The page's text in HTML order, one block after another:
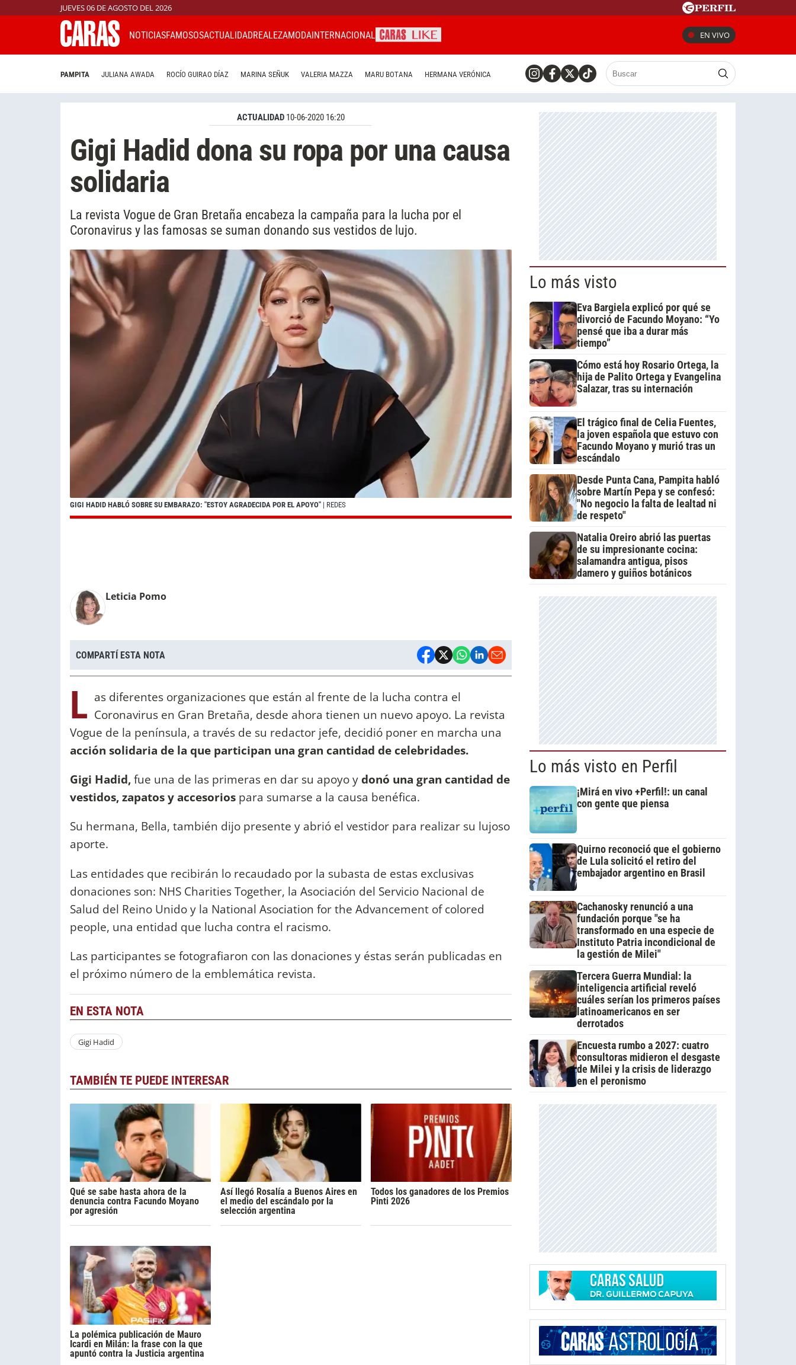
JUEVES 06 DE AGOSTO DEL 2026
NOTICIASFAMOSOSACTUALIDADREALEZAMODAINTERNACIONAL EN VIVO
PAMPITA JULIANA AWADA ROCÍO GUIRAO DÍAZ MARINA SEÑUK VALERIA MAZZA MARU BOTANA HERMANA VERÓNICA
ACTUALIDAD 10-06-2020 16:20
Gigi Hadid dona su ropa por una causa
solidaria
La revista Vogue de Gran Bretaña encabeza la campaña para la lucha por el
Coronavirus y las famosas se suman donando sus vestidos de lujo.
GIGI HADID HABLÓ SOBRE SU EMBARAZO: "ESTOY AGRADECIDA POR EL APOYO" | REDES
Leticia Pomo
COMPARTÍ ESTA NOTA
L as diferentes organizaciones que están al frente de la lucha contra el
Coronavirus en Gran Bretaña, desde ahora tienen un nuevo apoyo. La revista
Vogue de la península, a través de su redactor jefe, decidió poner en marcha una
acción solidaria de la que participan una gran cantidad de celebridades.
Gigi Hadid,fue una de las primeras en dar su apoyo ydonó una gran cantidad de
vestidos, zapatos y accesorios para sumarse a la causa benéfica.
Su hermana, Bella, también dijo presente y abrió el vestidor para realizar su lujoso
aporte.
Las entidades que recibirán lo recaudado por la subasta de estas exclusivas
donaciones son: NHS Charities Together, la Asociación del Servicio Nacional de
Salud del Reino Unido y la National Asociation for the Advancement of colored
people, una entidad que lucha contra el racismo.
Las participantes se fotografiaron con las donaciones y éstas serán publicadas en
el próximo número de la emblemática revista.
EN ESTA NOTA
Gigi Hadid
TAMBIÉN TE PUEDE INTERESAR
Qué se sabe hasta ahora de la
denuncia contra Facundo Moyano
por agresión
Así llegó Rosalía a Buenos Aires en
el medio del escándalo por la
selección argentina
Todos los ganadores de los Premios
Pinti 2026
La polémica publicación de Mauro
Icardi en Milán: la frase con la que
apuntó contra la Justicia argentina
Lo más visto
Eva Bargiela explicó por qué se
divorció de Facundo Moyano: “Yo
pensé que iba a durar más
tiempo”
Cómo está hoy Rosario Ortega, la
hija de Palito Ortega y Evangelina
Salazar, tras su internación
El trágico final de Celia Fuentes,
la joven española que estuvo con
Facundo Moyano y murió tras un
escándalo
Desde Punta Cana, Pampita habló
sobre Martín Pepa y se confesó:
"No negocio la falta de lealtad ni
de respeto"
Natalia Oreiro abrió las puertas
de su impresionante cocina:
salamandra antigua, pisos
damero y guiños botánicos
Lo más visto en Perfil
¡Mirá en vivo +Perfil!: un canal
con gente que piensa
Quirno reconoció que el gobierno
de Lula solicitó el retiro del
embajador argentino en Brasil
Cachanosky renunció a una
fundación porque "se ha
transformado en una especie de
Instituto Patria incondicional de
la gestión de Milei"
Tercera Guerra Mundial: la
inteligencia artificial reveló
cuáles serían los primeros países
latinoamericanos en ser
derrotados
Encuesta rumbo a 2027: cuatro
consultoras midieron el desgaste
de Milei y la crisis de liderazgo
en el peronismo